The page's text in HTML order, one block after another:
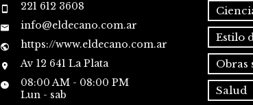
221 612 3608
info@eldecano.com.ar
https://www.eldecano.com.ar
Av 12 641 La Plata
08:00 AM - 08:00 PM
Lun - sab
Estilo
Obras
Salud